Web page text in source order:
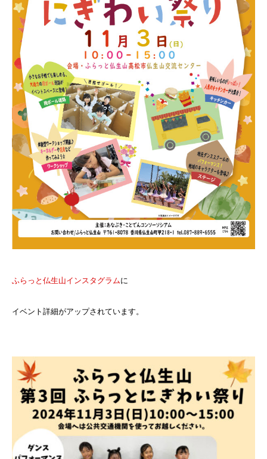
ふらっと仏生山インスタグラムに
イベント詳細がアップされています。